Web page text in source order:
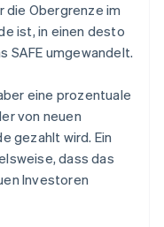
die Obergrenze im
ist, in einen desto
SAFE umgewandelt.
eine prozentuale
von neuen
gezahlt wird. Ein
dass das
Investoren